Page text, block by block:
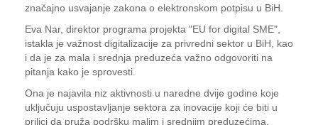
značajno usvajanje zakona o elektronskom potpisu u BiH.
Eva Nar, direktor programa projekta "EU for digital SME",
istakla je važnost digitalizacije za privredni sektor u BiH, kao
i da je za mala i srednja preduzeća važno odgovoriti na
pitanja kako je sprovesti.
Ona je najavila niz aktivnosti u naredne dvije godine koje
uključuju uspostavljanje sektora za inovacije koji će biti u
prilici da pruža podršku malim i srednjim preduzećima.